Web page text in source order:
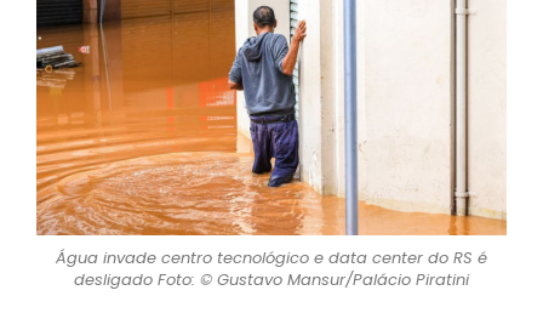
Água invade centro tecnológico e data center do RS é
desligado Foto: © Gustavo Mansur/Palácio Piratini